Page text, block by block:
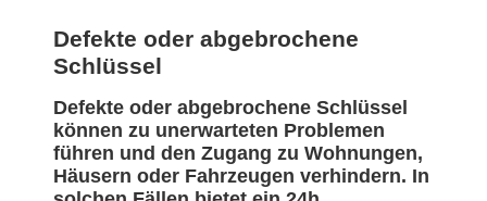
Defekte oder abgebrochene
Schlüssel
Defekte oder abgebrochene Schlüssel
können zu unerwarteten Problemen
führen und den Zugang zu Wohnungen,
Häusern oder Fahrzeugen verhindern. In